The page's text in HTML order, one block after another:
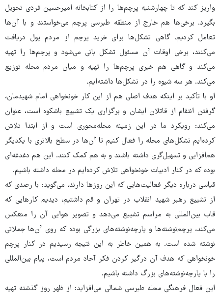
واریز کند که تا چهارشنبه پرچم‌ها را از کتابخانه امیرحسین فردی تحویل
بگیرد. برخی‌ها هم خارج از منطقه طبرسی پرچم می‌خواستند و با آن‌ها
تعامل کردیم. گاهی تشکل‌ها برای خرید پرچم از مردم پول دریافت
می‌کنند، برخی اوقات آن مسئول تشکل بانی می‌شود و پرچم‌ها را تهیه
می‌کند و گاهی هم خیری پرچم‌ها را تهیه و میان مردم محله توزیع
می‌کند. هر سه شیوه را در تشکل‌ها داشته‌ایم.
او با تأکید بر اینکه هدف اصلی هم از این کار خونخواهی امام شهیدمان،
گرفتن انتقام از قاتلان ایشان و برگزاری یک تشییع باشکوه است، عنوان
می‌کند: رویکرد ما در این زمینه محله‌محوری است و از ابتدا تلاش
کرده‌ایم تشکل‌های محله را فعال کنیم تا آن‌ها در سطح بالاتری با یکدیگر
هم‌افزایی و تسهیل‌گری داشته باشند و به هم کمک کنند. این هم دغدغه‌ای
بوده که در کنار ادبیات خونخواهی تلاش کرده‌ایم در محله داشته باشیم.
قیاسی درباره دیگر فعالیت‌هایی که این روزها دارند، می‌گوید: با رصدی که
از تشییع رهبر شهید انقلاب در تهران و قم داشتیم، دیدیم کارهایی که
قاب بین‌المللی به مراسم تشییع می‌دهد و تصویر هوایی آن را منعکس
می‌کند، پرچم‌نوشته‌ها و پارچه‌نوشته‌های بزرگی بوده که روی آن‌ها جملاتی
نوشته شده است. به همین خاطر به این نتیجه رسیدیم در کنار پرچم
خونخواهی که هدف آن درگیر کردن فکر آحاد مردم است، پیام بین‌المللی
را با پارچه‌نوشته‌های بزرگ داشته باشیم.
این فعال فرهنگی محله طبرسی شمالی می‌افزاید: از ظهر روز گذشته تهیه